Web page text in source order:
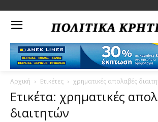
Αρχική Ετικέτες χρηματικές απολαβές
Ετικέτα: χρηματικές
διαιτητών